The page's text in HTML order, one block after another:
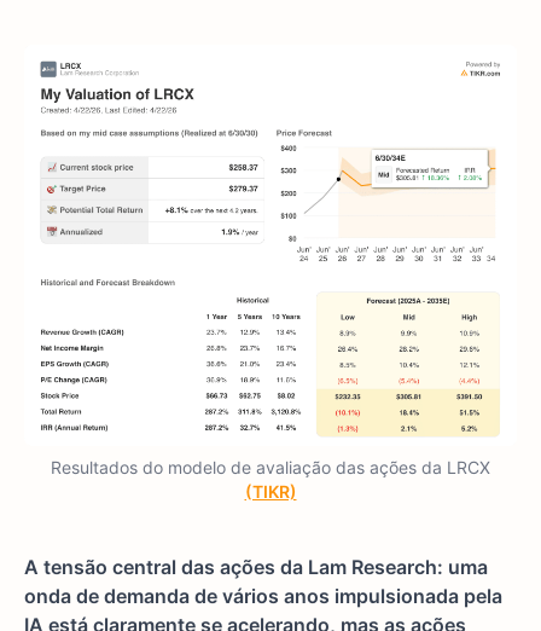
Resultados do modelo de avaliação das ações da LRCX
(TIKR)
A tensão central das ações da Lam Research: uma
onda de demanda de vários anos impulsionada pela
IA está claramente se acelerando, mas as ações